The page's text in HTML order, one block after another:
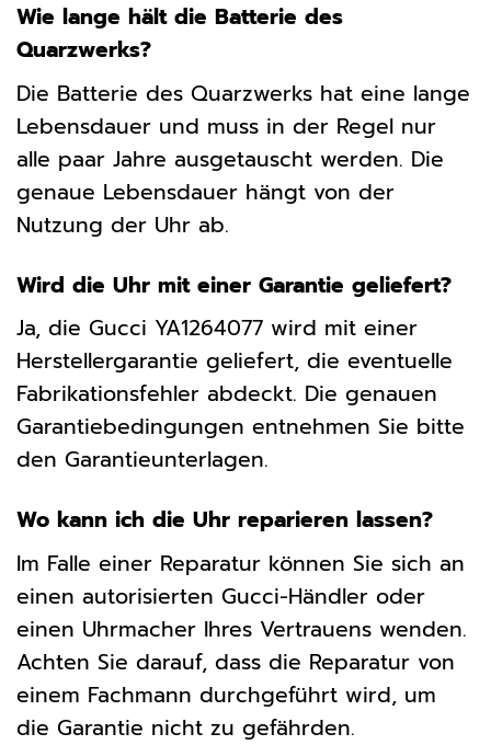
Wie lange hält die Batterie des
Quarzwerks?
Die Batterie des Quarzwerks hat eine lange
Lebensdauer und muss in der Regel nur
alle paar Jahre ausgetauscht werden. Die
genaue Lebensdauer hängt von der
Nutzung der Uhr ab.
Wird die Uhr mit einer Garantie geliefert?
Ja, die Gucci YA1264077 wird mit einer
Herstellergarantie geliefert, die eventuelle
Fabrikationsfehler abdeckt. Die genauen
Garantiebedingungen entnehmen Sie bitte
den Garantieunterlagen.
Wo kann ich die Uhr reparieren lassen?
Im Falle einer Reparatur können Sie sich an
einen autorisierten Gucci-Händler oder
einen Uhrmacher Ihres Vertrauens wenden.
Achten Sie darauf, dass die Reparatur von
einem Fachmann durchgeführt wird, um
die Garantie nicht zu gefährden.